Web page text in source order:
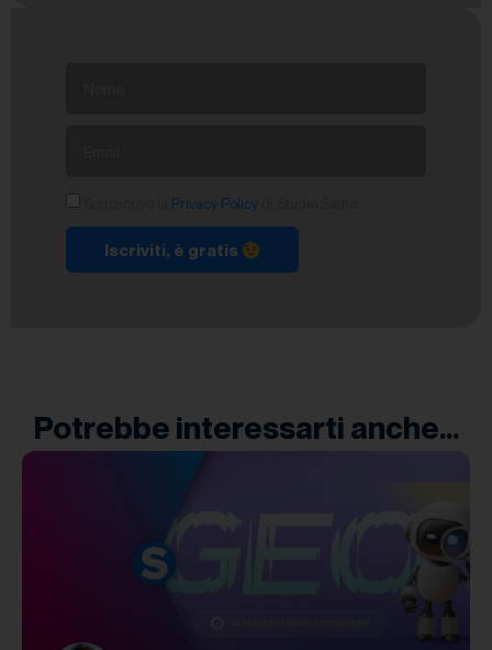
Privacy Policy
Iscriviti, è gratis
Potrebbe interessarti anche...